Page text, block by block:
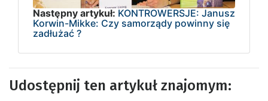
Następny artykuł: KONTROWERSJE: Janusz
Korwin-Mikke: Czy samorządy powinny się
zadłużać ?
Udostępnij ten artykuł znajomym: